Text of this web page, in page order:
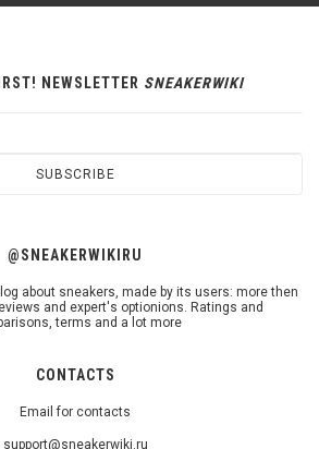
CONTACTS
Email for contacts
support@sneakerwiki.ru
@SNEAKERWIKIRU
about sneakers, made by its users: more then
and expert's optionions. Ratings and
terms and a lot more
NEWSLETTER SNEAKERWIKI
SUBSCRIBE